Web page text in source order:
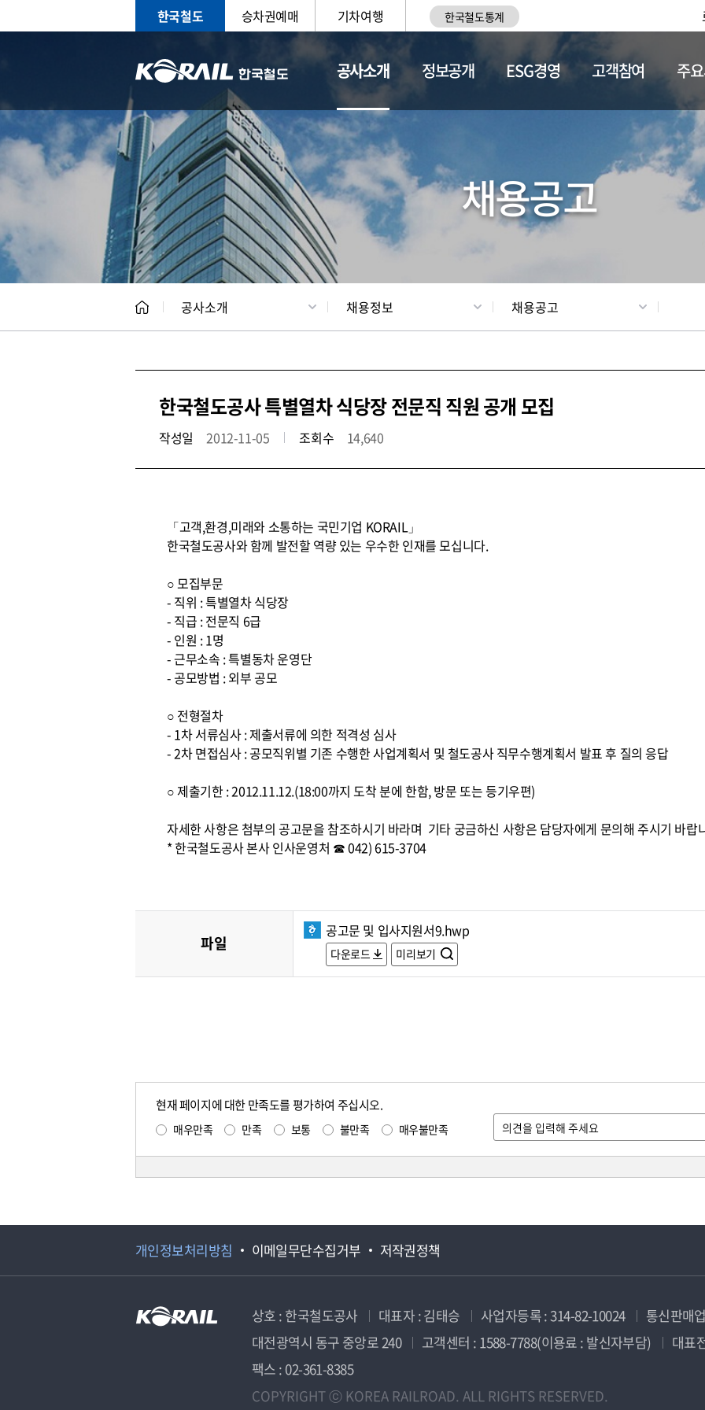
한국철도 승차권예매 기차여행 한국철도통계
공사소개
CEO 일반현황 채용정보
정보공개 ESG경영 고객참여 주
채용공고
공사소개 채용정보 채용공고
한국철도공사 특별열차 식당장 전문직 직원 공개 모집
작성일 2012-11-05 조회수 14,640
「고객,환경,미래와 소통하는 국민기업 KORAIL」
한국철도공사와 함께 발전할 역량 있는 우수한 인재를 모십니다.
○ 모집부문
- 직위 : 특별열차 식당장
- 직급 : 전문직 6급
- 인원 : 1명
- 근무소속 : 특별동차 운영단
- 공모방법 : 외부 공모
○ 전형절차
- 1차 서류심사 : 제출서류에 의한 적격성 심사
- 2차 면접심사 : 공모직위별 기존 수행한 사업계획서 및 철도공사 직무수행계획서 발표 후 질의 응답
○ 제출기한 : 2012.11.12.(18:00까지 도착 분에 한함, 방문 또는 등기우편)
자세한 사항은 첨부의 공고문을 참조하시기 바라며 기타 궁금하신 사항은 담당자에게 문의해 주시기 바랍
* 한국철도공사 본사 인사운영처 ☎ 042) 615-3704
파일
공고문 및 입사지원서9.hwp
다운로드 미리보기
현재 페이지에 대한 만족도를 평가하여 주십시오.
매우만족 만족 보통 불만족 매우불만족
개인정보처리방침 이메일무단수집거부 저작권정책
상호 : 한국철도공사 대표자 : 김태승 사업자등록 : 314-82-10024
통신판매
대전광역시 동구 중앙로 240
고객센터 : 1588-7788(이용료 : 발신자부담)
대표
팩스 : 02-361-8385
COPYRIGHT ⓒ KOREA RAILROAD. ALL RIGHTS RESERVED.